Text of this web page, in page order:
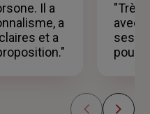
Il a
a
et a
"Très
avec
ses
pour